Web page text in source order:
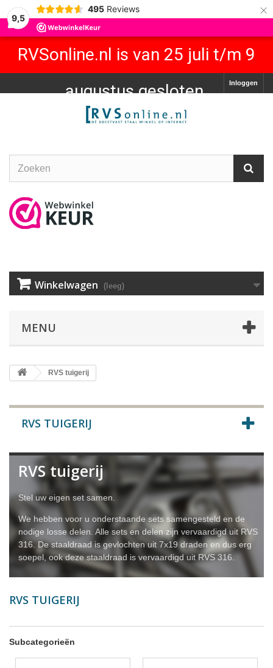
9,5
495 Reviews ×
RVSonline.nl is van 25 juli t/m 9
augustus gesloten.
Inloggen
Winkelwagen (leeg)
MENU
RVS tuigerij
RVS TUIGERIJ
RVS tuigerij
Stel uw eigen set samen.
We hebben voor u onderstaande sets samengesteld en de
nodige losse delen. Alle sets en delen zijn vervaardigd uit RVS
316. De staaldraad is gevlochten uit 7x19 draden en dus erg
soepel, ook deze staaldraad is vervaardigd uit RVS 316.
RVS TUIGERIJ
Subcategorieën